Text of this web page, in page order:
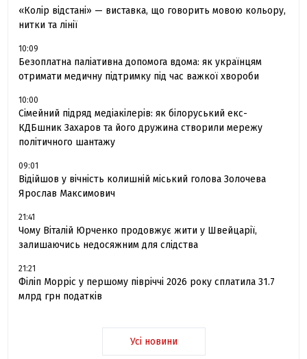
«Колір відстані» — виставка, що говорить мовою кольору,
нитки та лінії
10:09
Безоплатна паліативна допомога вдома: як українцям
отримати медичну підтримку під час важкої хвороби
10:00
Сімейний підряд медіакілерів: як білоруський екс-
КДБшник Захаров та його дружина створили мережу
політичного шантажу
09:01
Відійшов у вічність колишній міський голова Золочева
Ярослав Максимович
21:41
Чому Віталій Юрченко продовжує жити у Швейцарії,
залишаючись недосяжним для слідства
21:21
Філіп Морріс у першому півріччі 2026 року сплатила 31.7
млрд грн податків
Усі новини